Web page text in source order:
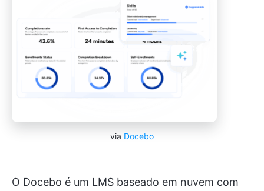
via Docebo
O Docebo é um LMS baseado em nuvem com